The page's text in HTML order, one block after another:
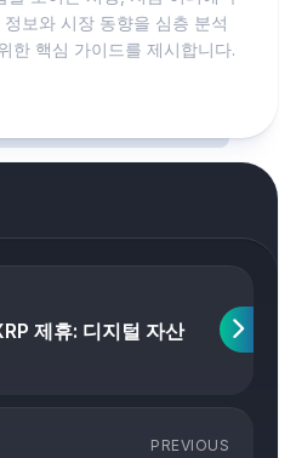
보와 시장 동향을 심층 분석
한 핵심 가이드를 제시합니다.
제휴: 디지털 자산
PREVIOUS